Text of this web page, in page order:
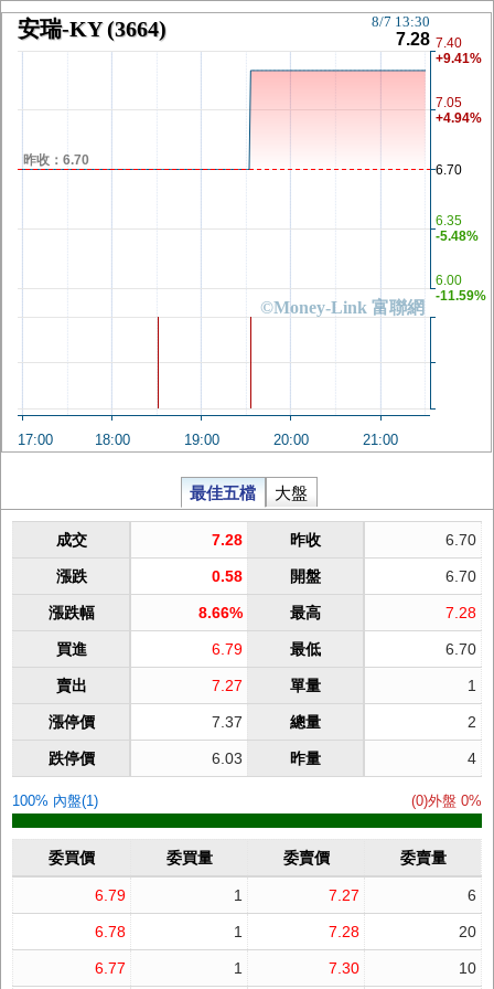
安瑞-KY(3664)
©Money-Link 富聯網
8/7 13:30
7.28
昨收：6.70
17:00 18:00 19:00 20:00 21:00
6.00
-11.59%
6.35
-5.48%
6.70
7.05
+4.94%
7.40
+9.41%
最佳五檔 大盤
成交 7.28 昨收 6.70
漲跌 0.58 開盤 6.70
漲跌幅 8.66% 最高 7.28
買進 6.79 最低 6.70
賣出 7.27 單量 1
漲停價 7.37 總量 2
跌停價 6.03 昨量 4
100% 內盤(1) (0)外盤 0%
委買價 委買量 委賣價 委賣量
6.79 1 7.27 6
6.78 1 7.28 20
6.77 1 7.30 10